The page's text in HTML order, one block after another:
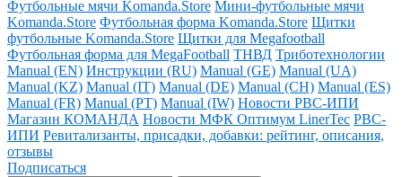
Футбольные мячи Komanda.Store Мини-футбольные мячи
Komanda.Store Футбольная форма Komanda.Store Щитки
футбольные Komanda.Store Щитки для Megafootball
Футбольная форма для MegaFootball ТНВД Триботехнологии
Manual (EN) Инструкции (RU) Manual (GE) Manual (UA)
Manual (KZ) Manual (IT) Manual (DE) Manual (CH) Manual (ES)
Manual (FR) Manual (PT) Manual (IW) Новости РВС-ИПИ
Магазин КОМАНДА Новости МФК Оптимум LinerTec РВС-
ИПИ Ревитализанты, присадки, добавки: рейтинг, описания,
отзывы
Подписаться